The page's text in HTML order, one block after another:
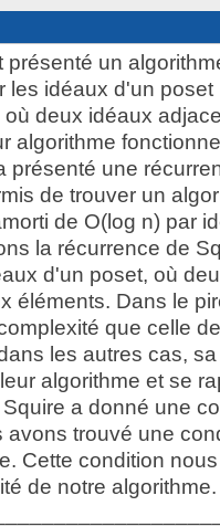
un
les idéaux d'un poset
deux idéaux
algorithme
présenté une
de trouver un
de O(log n) par
la récurrence de
d'un poset, où
éléments. Dans le
que celle
les autres cas,
algorithme et se
a donné une
avons trouvé une
Cette condition
de notre algorithme.